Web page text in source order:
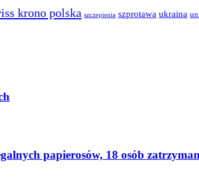
krono polska szczepienia szprotawa ukraina
papierosów, 18 osób